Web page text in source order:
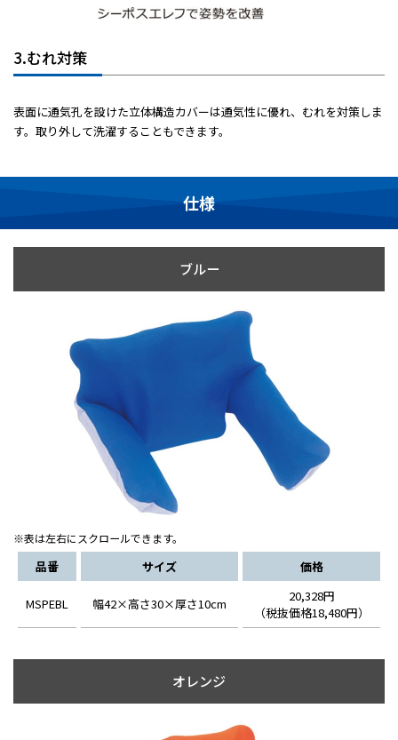
3.むれ対策
表面に通気孔を設けた立体構造カバーは通気性に優れ、むれを対策しま
す。取り外して洗濯することもできます。
仕様
ブルー
※表は左右にスクロールできます。
品番 サイズ 価格
MSPEBL 幅42×高さ30×厚さ10cm
20,328円
（税抜価格18,480円）
オレンジ